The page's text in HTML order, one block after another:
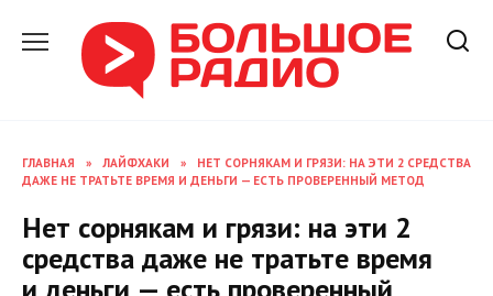
содержанию
ГЛАВНАЯ » ЛАЙФХАКИ »
НЕТ СОРНЯКАМ И ГРЯЗИ: НА ЭТИ 2 СРЕДСТВА
ДАЖЕ НЕ ТРАТЬТЕ ВРЕМЯ И ДЕНЬГИ — ЕСТЬ ПРОВЕРЕННЫЙ МЕТОД
Нет сорнякам и грязи: на эти 2
средства даже не тратьте время
и деньги — есть проверенный